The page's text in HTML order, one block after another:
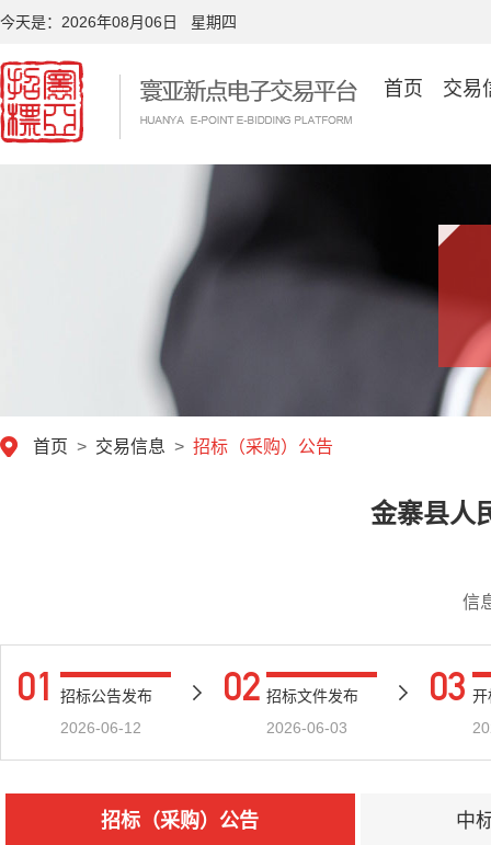
今天是： 2026年08月06日 星期四
首页 交易
首页 > 交易信息 > 招标（采购）公告
金寨县人
信
01
招标公告发布
2026-06-12
02 招标文件发布
2026-06-03
03 开
招标（采购）公告 中